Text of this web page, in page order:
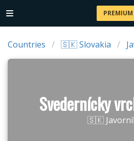
Countries 🇸🇰 Slovakia
Svedernícky
🇸🇰